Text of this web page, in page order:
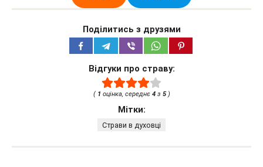
Поділитись з друзями
Відгуки про страву:
( 1 оцінка, середнє 4з 5)
Мітки:
Страви в духовці